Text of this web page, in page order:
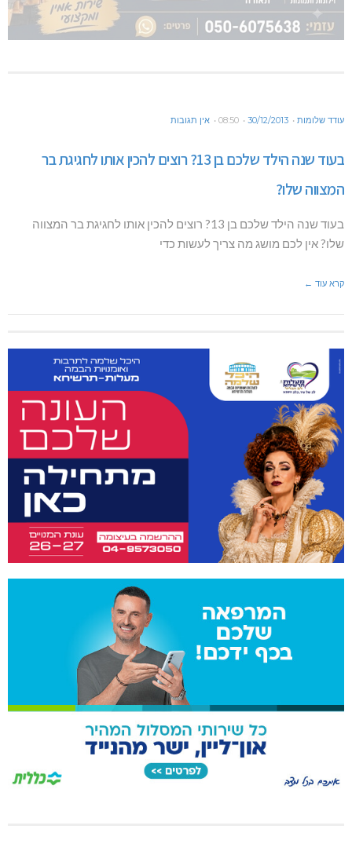
עודד שלומות 30/12/2013
08:50 אין תגובות
בעוד שנה הילד שלכם בן 13? רוצים להכין אותו לחגיגת בר
המצווה שלו?
בעוד שנה הילד שלכם בן 13? רוצים להכין אותו לחגיגת בר המצווה
שלו? אין לכם מושג מה צריך לעשות כדי
קרא עוד ←